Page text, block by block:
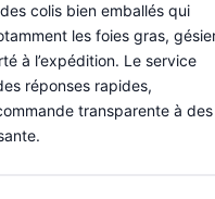
colis bien emballés qui
les foies gras,
à l’expédition. Le service
réponses rapides,
transparente à des